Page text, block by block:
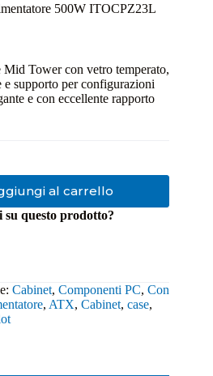
500W ITOCPZ23L
Tower con vetro temperato,
supporto per configurazioni
e con eccellente rapporto
al carrello
questo prodotto?
Cabinet, Componenti PC, Con
, ATX, Cabinet, case,